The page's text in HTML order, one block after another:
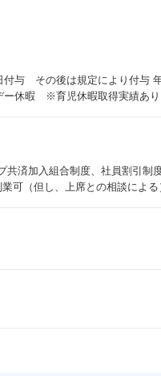
付与 その後は規定により付与
休暇 ※育児休暇取得実績あり
済加入組合制度、社員割引制
可（但し、上席との相談による